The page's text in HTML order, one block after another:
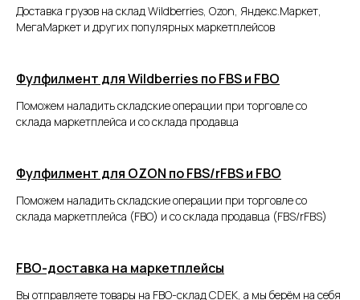
Доставка грузов на склад Wildberries, Ozon, Яндекс.Маркет,
МегаМаркет и других популярных маркетплейсов
Фулфилмент для Wildberries по FBS и FBO
Поможем наладить складские операции при торговле со
склада маркетплейса и со склада продавца
Фулфилмент для OZON по FBS/rFBS и FBO
Поможем наладить складские операции при торговле со
склада маркетплейса (FBO) и со склада продавца (FBS/rFBS)
FBO-доставка на маркетплейсы
Вы отправляете товары на FBO-склад CDEK, а мы берём на себя
это полный комплекс складских
и логистических операций.
до доставки заказов (3PL)
Экономьте время
и ресурсы
Всё, что вам нужно сделать:
заключить договор
сфокусироваться на бизнесе